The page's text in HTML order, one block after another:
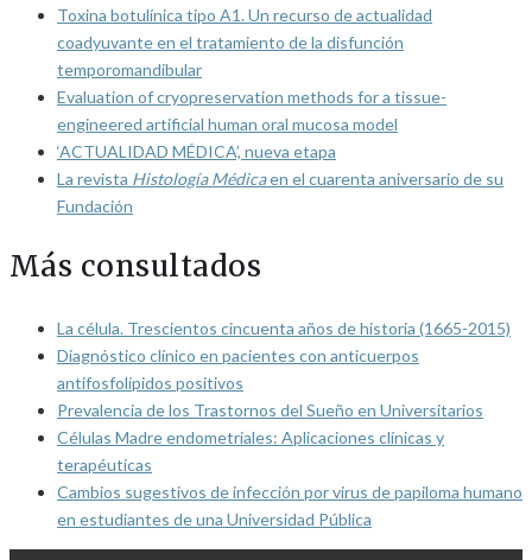
Toxina botulínica tipo A1. Un recurso de actualidad
coadyuvante en el tratamiento de la disfunción
temporomandibular
Evaluation of cryopreservation methods for a tissue-
engineered artificial human oral mucosa model
‘ACTUALIDAD MÉDICA’, nueva etapa
La revista Histología Médicaen el cuarenta aniversario de su
Fundación
Más consultados
La célula. Trescientos cincuenta años de historia (1665-2015)
Diagnóstico clínico en pacientes con anticuerpos
antifosfolípidos positivos
Prevalencia de los Trastornos del Sueño en Universitarios
Células Madre endometriales: Aplicaciones clínicas y
terapéuticas
Cambios sugestivos de infección por virus de papiloma humano
en estudiantes de una Universidad Pública